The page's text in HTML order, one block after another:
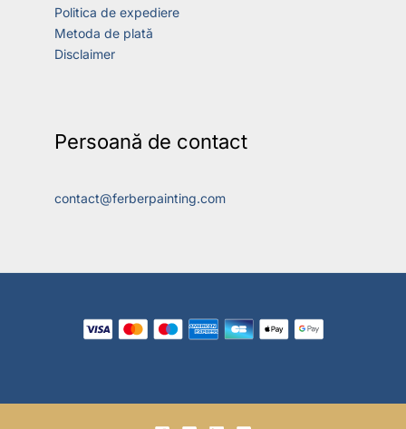
Politica de expediere
Metoda de plată
Disclaimer
Persoană de contact
contact@ferberpainting.com